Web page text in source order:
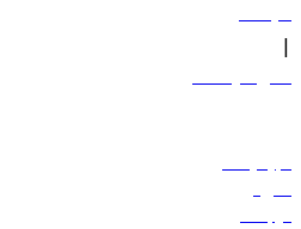
سياساتنا
|
الشروط والأحكام
حجز الرحلات
العروض
الوجهات